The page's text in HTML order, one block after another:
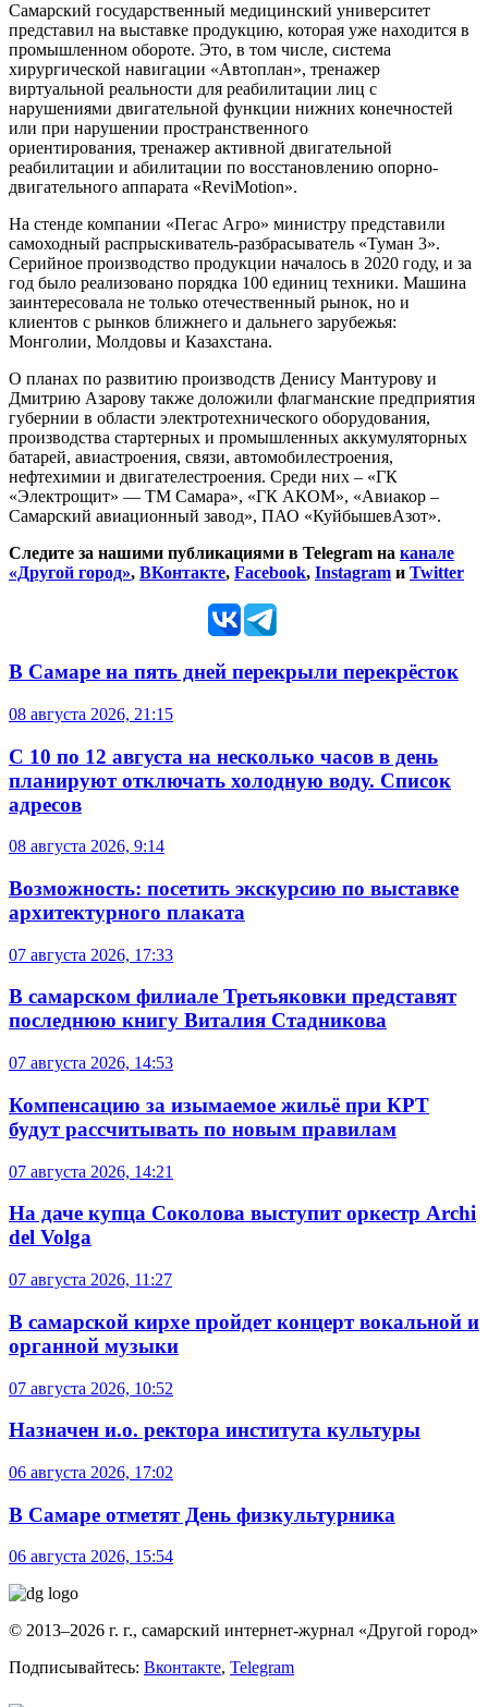
Самарский государственный медицинский университет
представил на выставке продукцию, которая уже находится в
промышленном обороте. Это, в том числе, система
хирургической навигации «Автоплан», тренажер
виртуальной реальности для реабилитации лиц с
нарушениями двигательной функции нижних конечностей
или при нарушении пространственного
ориентирования, тренажер активной двигательной
реабилитации и абилитации по восстановлению опорно-
двигательного аппарата «ReviMotion».
На стенде компании «Пегас Агро» министру представили
самоходный распрыскиватель-разбрасыватель «Туман 3».
Серийное производство продукции началось в 2020 году, и за
год было реализовано порядка 100 единиц техники. Машина
заинтересовала не только отечественный рынок, но и
клиентов с рынков ближнего и дальнего зарубежья:
Монголии, Молдовы и Казахстана.
О планах по развитию производств Денису Мантурову и
Дмитрию Азарову также доложили флагманские предприятия
губернии в области электротехнического оборудования,
производства стартерных и промышленных аккумуляторных
батарей, авиастроения, связи, автомобилестроения,
нефтехимии и двигателестроения. Среди них – «ГК
«Электрощит» — ТМ Самара», «ГК АКОМ», «Авиакор –
Самарский авиационный завод», ПАО «КуйбышевАзот».
Следите за нашими публикациями в Telegram на канале
«Другой город», ВКонтакте, Facebook, Instagram и Twitter
В Самаре на пять дней перекрыли перекрёсток
08 августа 2026, 21:15
С 10 по 12 августа на несколько часов в день
планируют отключать холодную воду. Список
адресов
08 августа 2026, 9:14
Возможность: посетить экскурсию по выставке
архитектурного плаката
07 августа 2026, 17:33
В самарском филиале Третьяковки представят
последнюю книгу Виталия Стадникова
07 августа 2026, 14:53
Компенсацию за изымаемое жильё при КРТ
будут рассчитывать по новым правилам
07 августа 2026, 14:21
На даче купца Соколова выступит оркестр Archi
del Volga
07 августа 2026, 11:27
В самарской кирхе пройдет концерт вокальной и
органной музыки
07 августа 2026, 10:52
Назначен и.о. ректора института культуры
06 августа 2026, 17:02
В Самаре отметят День физкультурника
06 августа 2026, 15:54
© 2013–2026 г. г., самарский интернет-журнал «Другой город»
Подписывайтесь: Вконтакте, Telegram